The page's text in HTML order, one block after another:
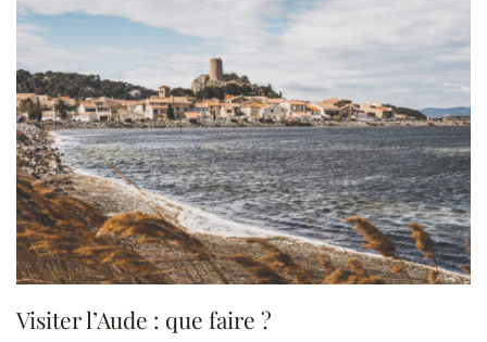
Visiter l’Aude : que faire ?